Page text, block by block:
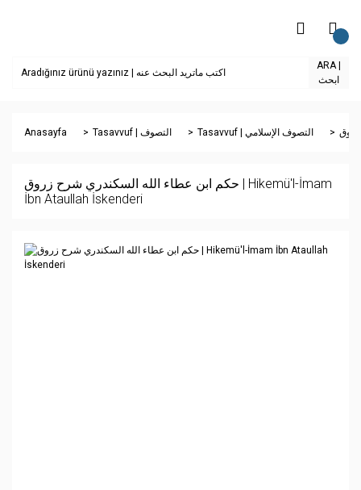
ARA |
ابحث
Anasayfa Tasavvuf | التصوف Tasavvuf | التصوف الإسلامي
حكم ابن عطاء الله السكندري شرح زروق | Hikemü'l-İmam
İbn Ataullah İskenderi